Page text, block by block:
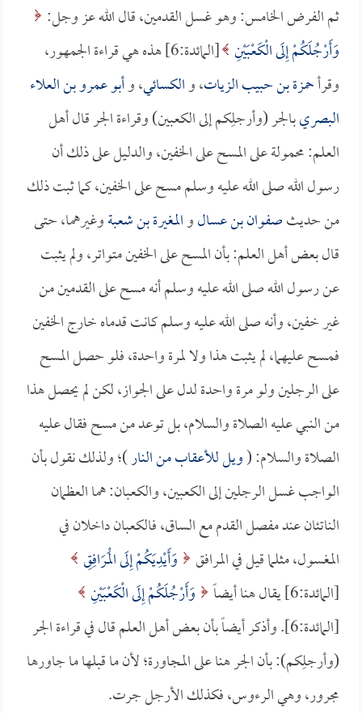
ثم الفرض الخامس: وهو غسل القدمين، قال الله عز وجل:
وَأَرْجُلَكُمْ إِلَى الْكَعْبَيْنِ
[المائدة:6] هذه هي قراءة الجمهور،
وقرأحمزة بن حبيب الزيات، والكسائي، وأبو عمرو بن العلاء
البصريبالجر (وأرجلِكم إلى الكعبين) وقراءة الجر قال أهل
العلم: محمولة على المسح على الخفين، والدليل على ذلك أن
رسول الله صلى الله عليه وسلم مسح على الخفين، كما ثبت ذلك
من حديثصفوان بن عسالوالمغيرة بن شعبةوغيرهما، حتى
قال بعض أهل العلم: بأن المسح على الخفين متواتر، ولم يثبت
عن رسول الله صلى الله عليه وسلم أنه مسح على القدمين من
غير خفين، وأنه صلى الله عليه وسلم كانت قدماه خارج الخفين
فمسح عليهما، لم يثبت هذا ولا لمرة واحدة، فلو حصل المسح
على الرجلين ولو مرة واحدة لدل على الجواز، لكن لم يحصل هذا
من النبي عليه الصلاة والسلام، بل توعد من مسح فقال عليه
الصلاة والسلام: (ويل للأعقاب من النار)؛ ولذلك نقول بأن
الواجب غسل الرجلين إلى الكعبين، والكعبان: هما العظمان
الناتئان عند مفصل القدم مع الساق، فالكعبان داخلان في
المغسول، مثلما قيل في المرافق
وَأَيْدِيَكُمْ إِلَى الْمَرَافِقِ
[المائدة:6] يقال هنا أيضاً
وَأَرْجُلَكُمْ إِلَى الْكَعْبَيْنِ
[المائدة:6]. وأذكر أيضاً بأن بعض أهل العلم قال في قراءة الجر
(وأرجلِكم): بأن الجر هنا على المجاورة؛ لأن ما قبلها ما جاورها
مجرور، وهي الرءوس، فكذلك الأرجل جرت.